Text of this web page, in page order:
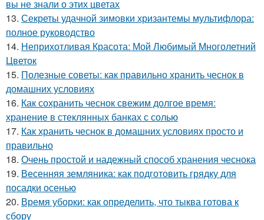
вы не знали о этих цветах
13. Секреты удачной зимовки хризантемы мультифлора:
полное руководство
14. Неприхотливая Красота: Мой Любимый Многолетний
Цветок
15. Полезные советы: как правильно хранить чеснок в
домашних условиях
16. Как сохранить чеснок свежим долгое время:
хранение в стеклянных банках с солью
17. Как хранить чеснок в домашних условиях просто и
правильно
18. Очень простой и надежный способ хранения чеснока
19. Весенняя земляника: как подготовить грядку для
посадки осенью
20. Время уборки: как определить, что тыква готова к
сбору